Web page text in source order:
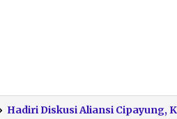
Hadiri Diskusi Aliansi Cipayung,